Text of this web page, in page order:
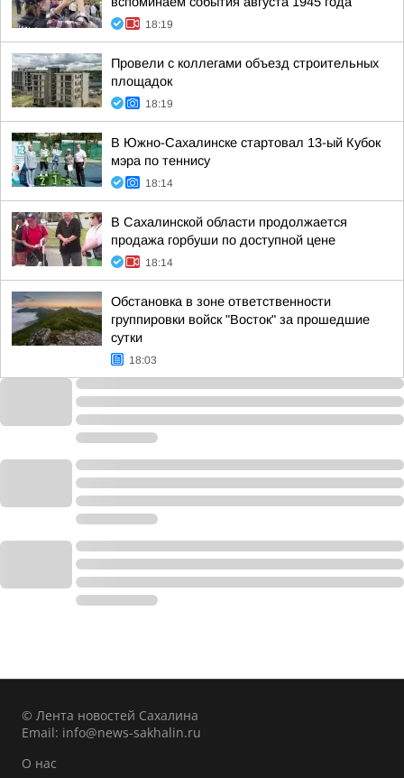
18:19
Провели с коллегами объезд строительных
площадок
18:19
В Южно-Сахалинске стартовал 13-ый Кубок
мэра по теннису
18:14
В Сахалинской области продолжается
продажа горбуши по доступной цене
18:14
Обстановка в зоне ответственности
группировки войск "Восток" за прошедшие
сутки
18:03
© Лента новостей Сахалина
Email: info@news-sakhalin.ru
О нас